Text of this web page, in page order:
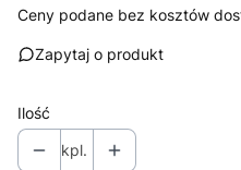
Ceny podane bez kosztów
Zapytaj o produkt
Ilość
kpl.